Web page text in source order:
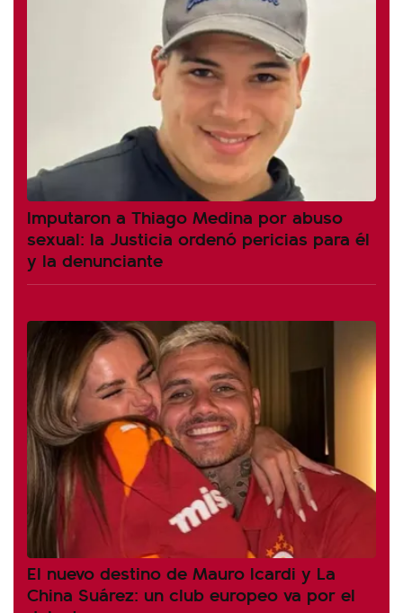
Imputaron a Thiago Medina por abuso
sexual: la Justicia ordenó pericias para él
y la denunciante
El nuevo destino de Mauro Icardi y La
China Suárez: un club europeo va por el